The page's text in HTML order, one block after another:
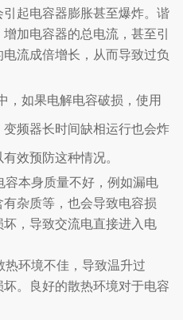
起电容器膨胀甚至爆炸。谐
加电容器的总电流，甚至引
流成倍增长，从而导致过负
，如果电解电容破损，使用
频器长时间缺相运行也会炸
效预防这种情况。
容本身质量不好，例如漏电
杂质等，也会导致电容损
，导致交流电直接进入电
热环境不佳，导致温升过
。良好的散热环境对于电容